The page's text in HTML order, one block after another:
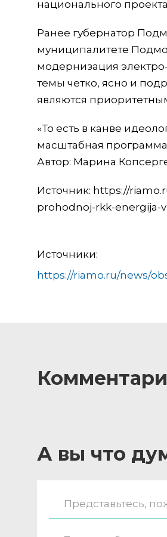
национального
Ранее губернатор
муниципалитете
модернизация
темы четко, ясно и
являются
«То есть в канве
масштабная
Автор: Марина
Источник: https://
prohodnoj-rkk-energija-
Источники:
А вы что